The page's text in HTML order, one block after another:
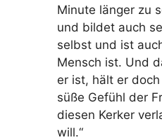
Minute länger zu
und bildet auch
selbst und ist
Mensch ist. Und
er ist, hält er
süße Gefühl der
diesen Kerker
will.“